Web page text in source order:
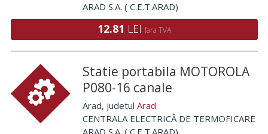
ARAD S.A. ( C.E.T.ARAD)
12.81 LEI fara TVA
Statie portabila MOTOROLA
P080-16 canale
Arad, judetul Arad
CENTRALA ELECTRICĂ DE TERMOFICARE
ARAD S.A. ( C.E.T.ARAD)